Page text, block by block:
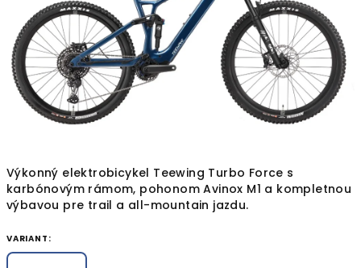
Výkonný elektrobicykel Teewing Turbo Force s
karbónovým rámom, pohonom Avinox M1 a kompletnou
výbavou pre trail a all-mountain jazdu.
VARIANT: